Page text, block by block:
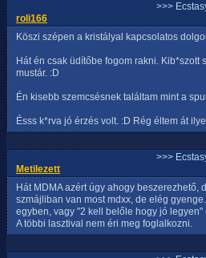
>>>
roli166
Köszi szépen a kristályal kapcsolatos
Hát én csak üdítőbe fogom rakni.
mustár. :D
Én kisebb szemcsésnek találtam mint a
Ésss k*rva jó érzés volt. :D Rég éltem át
>>>
Metilezett
Hát MDMA azért úgy ahogy beszerezhető,
szmájliban van most mdxx, de elég
egyben, vagy "2 kell belőle hogy jó
A többi lasztival nem éri meg foglalkozni.